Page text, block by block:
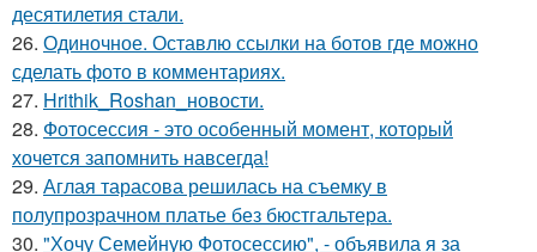
десятилетия стали.
26. Одиночное. Оставлю ссылки на ботов где можно
сделать фото в комментариях.
27. Hrithik_Roshan_новости.
28. Фотосессия - это особенный момент, который
хочется запомнить навсегда!
29. Аглая тарасова решилась на съемку в
полупрозрачном платье без бюстгальтера.
30. "Хочу Семейную Фотосессию", - объявила я за